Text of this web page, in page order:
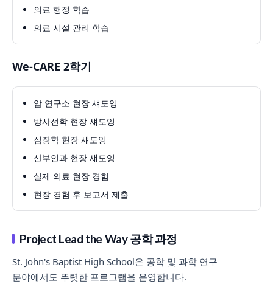
의료 행정 학습
의료 시설 관리 학습
We-CARE 2학기
암 연구소 현장 섀도잉
방사선학 현장 섀도잉
심장학 현장 섀도잉
산부인과 현장 섀도잉
실제 의료 현장 경험
현장 경험 후 보고서 제출
Project Lead the Way 공학 과정
St. John's Baptist High School은 공학 및 과학 연구
분야에서도 뚜렷한 프로그램을 운영합니다.